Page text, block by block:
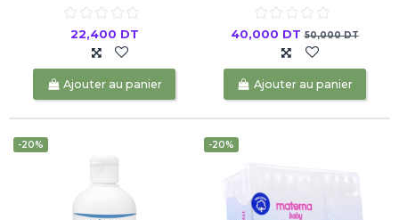
22,400 DT
Ajouter au panier
40,000 DT50,000 DT
Ajouter au panier
-20% -20%